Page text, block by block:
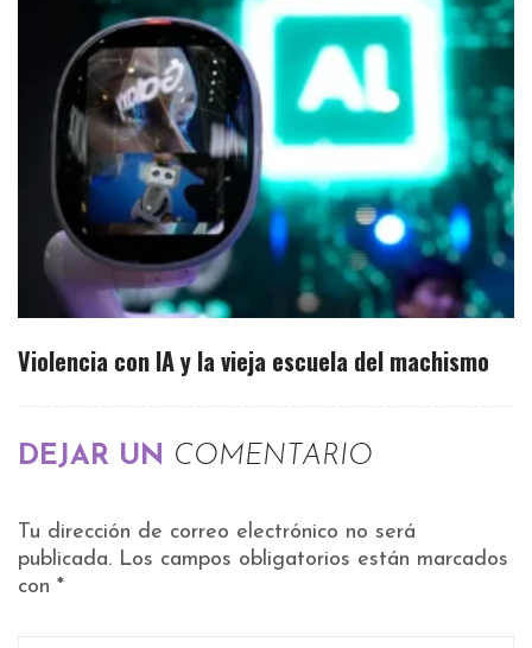
Violencia con IA y la vieja escuela del machismo
DEJAR UN COMENTARIO
Tu dirección de correo electrónico no será
publicada. Los campos obligatorios están marcados
con *